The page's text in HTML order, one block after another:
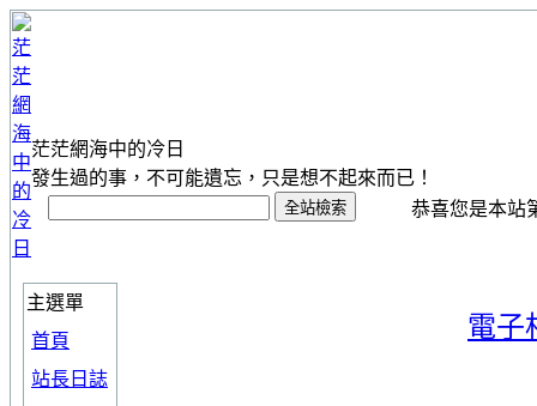
茫茫網海中的冷日
發生過的事，不可能遺忘，只是想不起來而已！
恭喜您是本站
主選單
首頁
站長日誌
電子